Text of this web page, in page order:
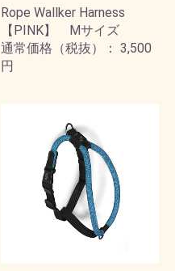
Rope Wallker Harness
【PINK】 Mサイズ
通常価格（税抜）： 3,500
円